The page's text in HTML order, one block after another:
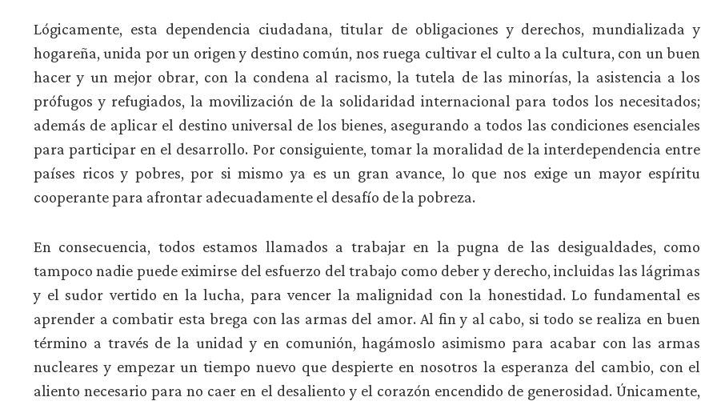
Lógicamente, esta dependencia ciudadana, titular de obligaciones y derechos, mundializada y
hogareña, unida por un origen y destino común, nos ruega cultivar el culto a la cultura, con un buen
hacer y un mejor obrar, con la condena al racismo, la tutela de las minorías, la asistencia a los
prófugos y refugiados, la movilización de la solidaridad internacional para todos los necesitados;
además de aplicar el destino universal de los bienes, asegurando a todos las condiciones esenciales
para participar en el desarrollo. Por consiguiente, tomar la moralidad de la interdependencia entre
países ricos y pobres, por si mismo ya es un gran avance, lo que nos exige un mayor espíritu
cooperante para afrontar adecuadamente el desafío de la pobreza.
En consecuencia, todos estamos llamados a trabajar en la pugna de las desigualdades, como
tampoco nadie puede eximirse del esfuerzo del trabajo como deber y derecho, incluidas las lágrimas
y el sudor vertido en la lucha, para vencer la malignidad con la honestidad. Lo fundamental es
aprender a combatir esta brega con las armas del amor. Al fin y al cabo, si todo se realiza en buen
término a través de la unidad y en comunión, hagámoslo asimismo para acabar con las armas
nucleares y empezar un tiempo nuevo que despierte en nosotros la esperanza del cambio, con el
aliento necesario para no caer en el desaliento y el corazón encendido de generosidad. Únicamente,